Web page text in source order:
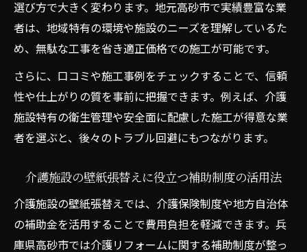
選び方で大きく変わります。地元高砂市で実績豊富な業
者は、地域特有の環境や施設のニーズを理解しているた
め、無駄な工事を省き適正価格での施工が可能です。
さらに、口コミや施工事例をチェックすることで、信頼
性や仕上がりの質を事前に把握できます。例えば、介護
施設特有の衛生管理や安全面に配慮した施工が得意な業
者を選ぶと、後々のトラブル回避にもつながります。
介護施設の壁紙張替えに役立つ補助制度の活用法
介護施設の壁紙張替えでは、介護保険制度や地方自治体
の補助金を活用することで費用負担を軽減できます。兵
庫県高砂市では介護リフォームに関する補助制度が整っ